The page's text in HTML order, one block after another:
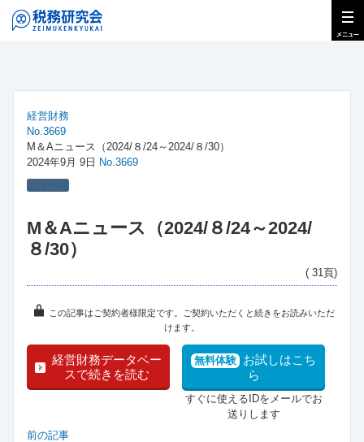
経営財務
No.3669
M＆Aニュース（2024/８/24～2024/８/30）
2024年9月 9日 No.3669
ニュース
M＆Aニュース（2024/８/24～2024/
８/30）
( 31頁)
この記事はご契約者様限定です。ご契約いただくと続きをお読みいただ
けます。
経営財務データベー
スで続きを読む
無料体験 お試しはこち
ら
すぐに使えるIDをメールでお
送りします
前の記事